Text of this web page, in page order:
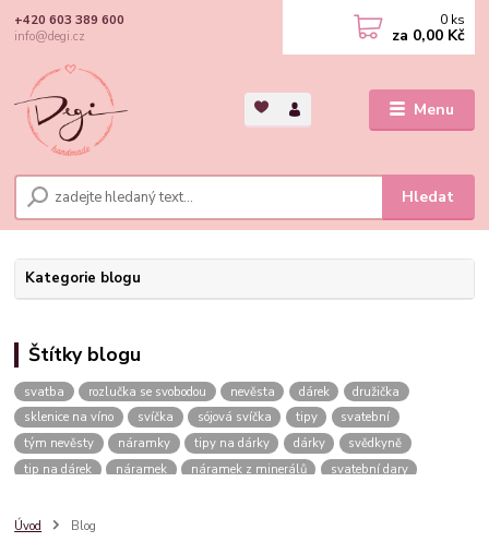
Menu
Hledat
+420 603 389 600
info@degi.cz
0 ks
za 0,00 Kč
Kategorie blogu
Štítky blogu
svatba rozlučka se svobodou nevěsta dárek
družička
sklenice na víno
svíčka sójová svíčka tipy
svatební
tým nevěsty
náramky tipy na dárky dárky
svědkyně
tip na dárek
náramek náramek z minerálů
svatební dary
župánek
Úvod Blog